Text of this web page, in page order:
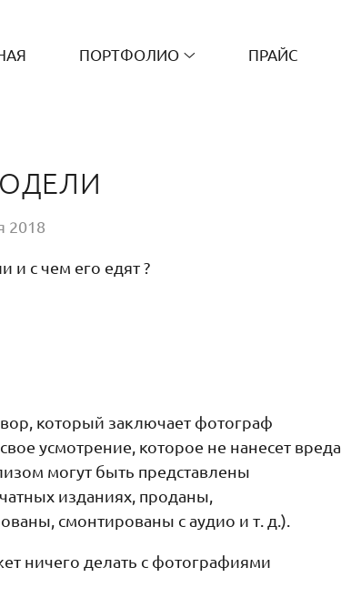
ПОРТФОЛИО ПРАЙС
2018
и с чем его едят ?
который заключает фотограф
усмотрение, которое не нанесет вреда
могут быть представлены
изданиях, проданы,
смонтированы с аудио и т. д.).
ничего делать с фотографиями